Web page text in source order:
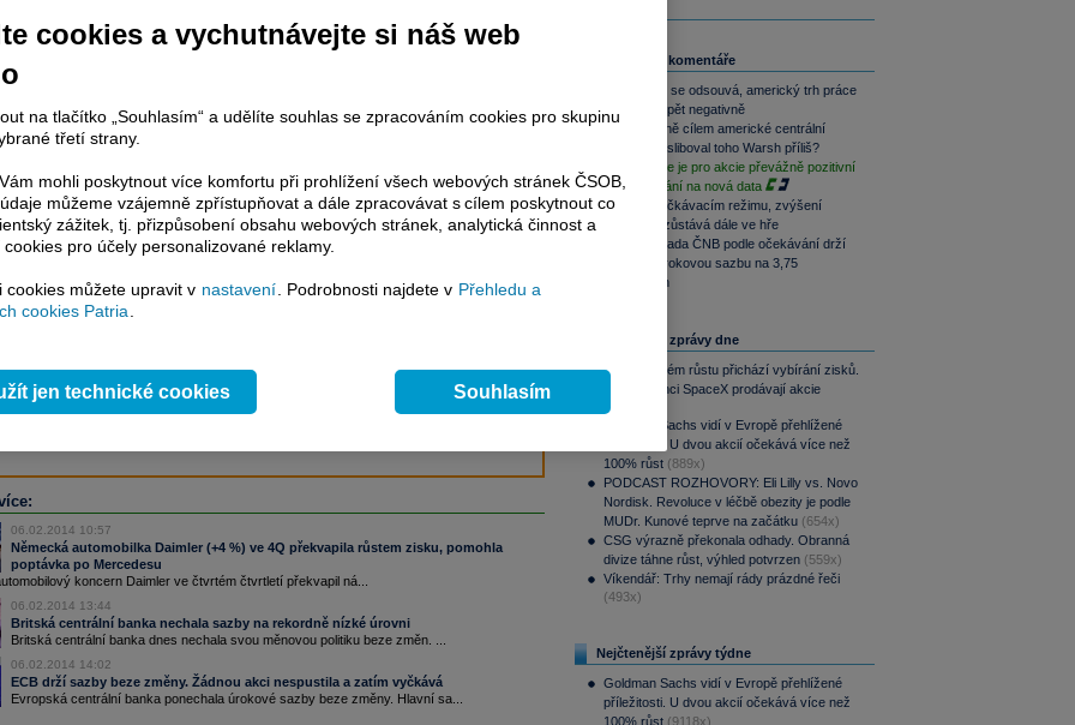
článku je dostupné jen klientům placených služeb
služeb, potom je nutné sePřihlásit.
placeného informačního servisu získáte
ke
kompletnímu zpravodajství
bez jakýchkoliv omezení. Veškeré
komentáře a horké zprávy jsou
a v plné verzi.
časových řad ke stažení,
avaluace, ekonomickéfundamenty více
06.02.2014 10:57
Německá automobilka Daimler (+4 %) ve 4Q překvapila růstem zisku, pomohla
poptávka po Mercedesu
koncern Daimler ve čtvrtém čtvrtletí překvapil ná...
06.02.2014 13:44
Britská centrální banka nechala sazby na rekordně nízké úrovni
Britská centrální banka dnes nechala svou měnovou politiku beze změn. ...
06.02.2014 14:02
ECB drží sazby beze změny. Žádnou akci nespustila a zatím vyčkává
Evropská centrální banka ponechala úrokové sazby beze změny. Hlavní sa...
Související komentáře
Akce Fedu se odsouvá, americký trh práce
překvapil opět negativně
Co je vlastně cílem americké centrální
banky? Nasliboval toho Warsh příliš?
Závěr týdne je pro akcie převážně pozitivní
při vyčkávání na nová data
ČNB ve vyčkávacím režimu, zvýšení
sazeb ale zůstává dále ve hře
Bankovní rada ČNB podle očekávání drží
základní úrokovou sazbu na 3,75
procentech
Nejčtenější zprávy dne
Po raketovém růstu přichází vybírání zisků.
Zaměstnanci SpaceX prodávají akcie
(897x)
Goldman Sachs vidí v Evropě přehlížené
příležitosti. U dvou akcií očekává více než
100% růst (889x)
PODCAST ROZHOVORY: Eli Lilly vs. Novo
Nordisk. Revoluce v léčbě obezity je podle
MUDr. Kunové teprve na začátku (654x)
CSG výrazně překonala odhady. Obranná
divize táhne růst, výhled potvrzen (559x)
Víkendář: Trhy nemají rády prázdné řeči
(493x)
Nejčtenější zprávy týdne
Goldman Sachs vidí v Evropě přehlížené
příležitosti. U dvou akcií očekává více než
100% růst (9118x)
cookies a vychutnávejte si náš web
na tlačítko „Souhlasím“ a udělíte souhlas se zpracováním cookies pro skupinu
třetí strany.
mohli poskytnout více komfortu při prohlížení všech webových stránek ČSOB,
můžeme vzájemně zpřístupňovat a dále zpracovávat s cílem poskytnout co
zážitek, tj. přizpůsobení obsahu webových stránek, analytická činnost a
pro účely personalizované reklamy.
cookies můžete upravit v nastavení . Podrobnosti najdete v Přehledu a
cookies Patria
jen technické cookies Souhlasím